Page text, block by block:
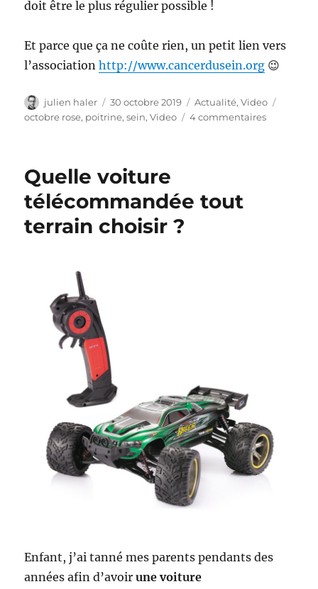
doit être le plus régulier possible !
Et parce que ça ne coûte rien, un petit lien vers
l’associationhttp://www.cancerdusein.org 😉
Auteur
julien haler
Publié
le
30 octobre 2019 Catégories
Actualité,Video
octobre rose, poitrine,sein,Video 4 commentairessur
Quelle voiture
télécommandée tout
terrain choisir ?
Enfant, j’ai tanné mes parents pendants des
années afin d’avoirune voiture